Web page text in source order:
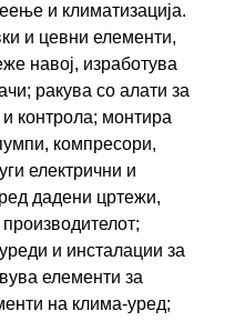
и климатизација.
и цевни елементи,
навој, изработува
ракува со алати за
контрола; монтира
компресори,
електрични и
дадени цртежи,
и инсталации за
елементи за
на клима-уред;